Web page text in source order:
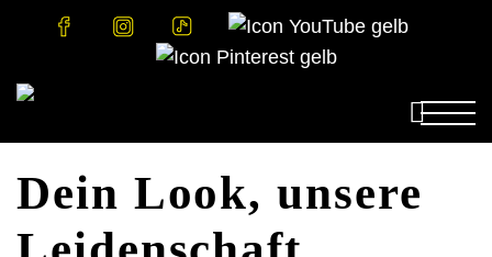

Salonbesuch
KLIPP Salon finden
Preise
Preisliste
Rund ums Haar

Dein Look, unsere